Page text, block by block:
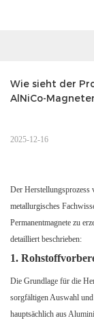
Wie sieht der
AlNiCo-
2025-12-16
Der Herstellungsprozess
metallurgisches
Permanentmagnete zu
detailliert beschrieben:
1.
Die Grundlage für die
sorgfältigen Auswahl
hauptsächlich aus